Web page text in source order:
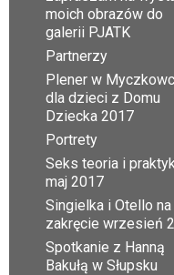
moich obrazów do
galerii PJATK
Partnerzy
Plener w
dla dzieci z Domu
Dziecka 2017
Portrety
Seks teoria i
maj 2017
Singielka i Otello na
zakręcie wrzesień
Spotkanie z Hanną
Bakułą w Słupsku